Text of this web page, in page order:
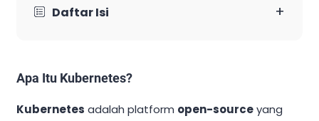
Daftar Isi +
Apa Itu Kubernetes?
Kubernetes adalah platform open-sourceyang